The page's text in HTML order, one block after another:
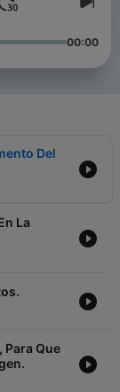
00:00
Del
La
Para Que